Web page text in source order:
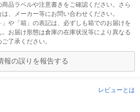
品ラベルや注意書きをご確認ください。さら
、メーカー等にお問い合わせください。
や「箱」の表記は、必ずしも箱でのお届けを
お届け形態は倉庫の在庫状況等により異なる
了承ください。
報の誤りを報告する
レビューとは